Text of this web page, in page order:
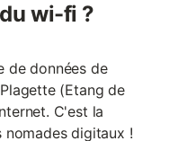
wi-fi ?
de données de
(Etang de
C'est la
digitaux !